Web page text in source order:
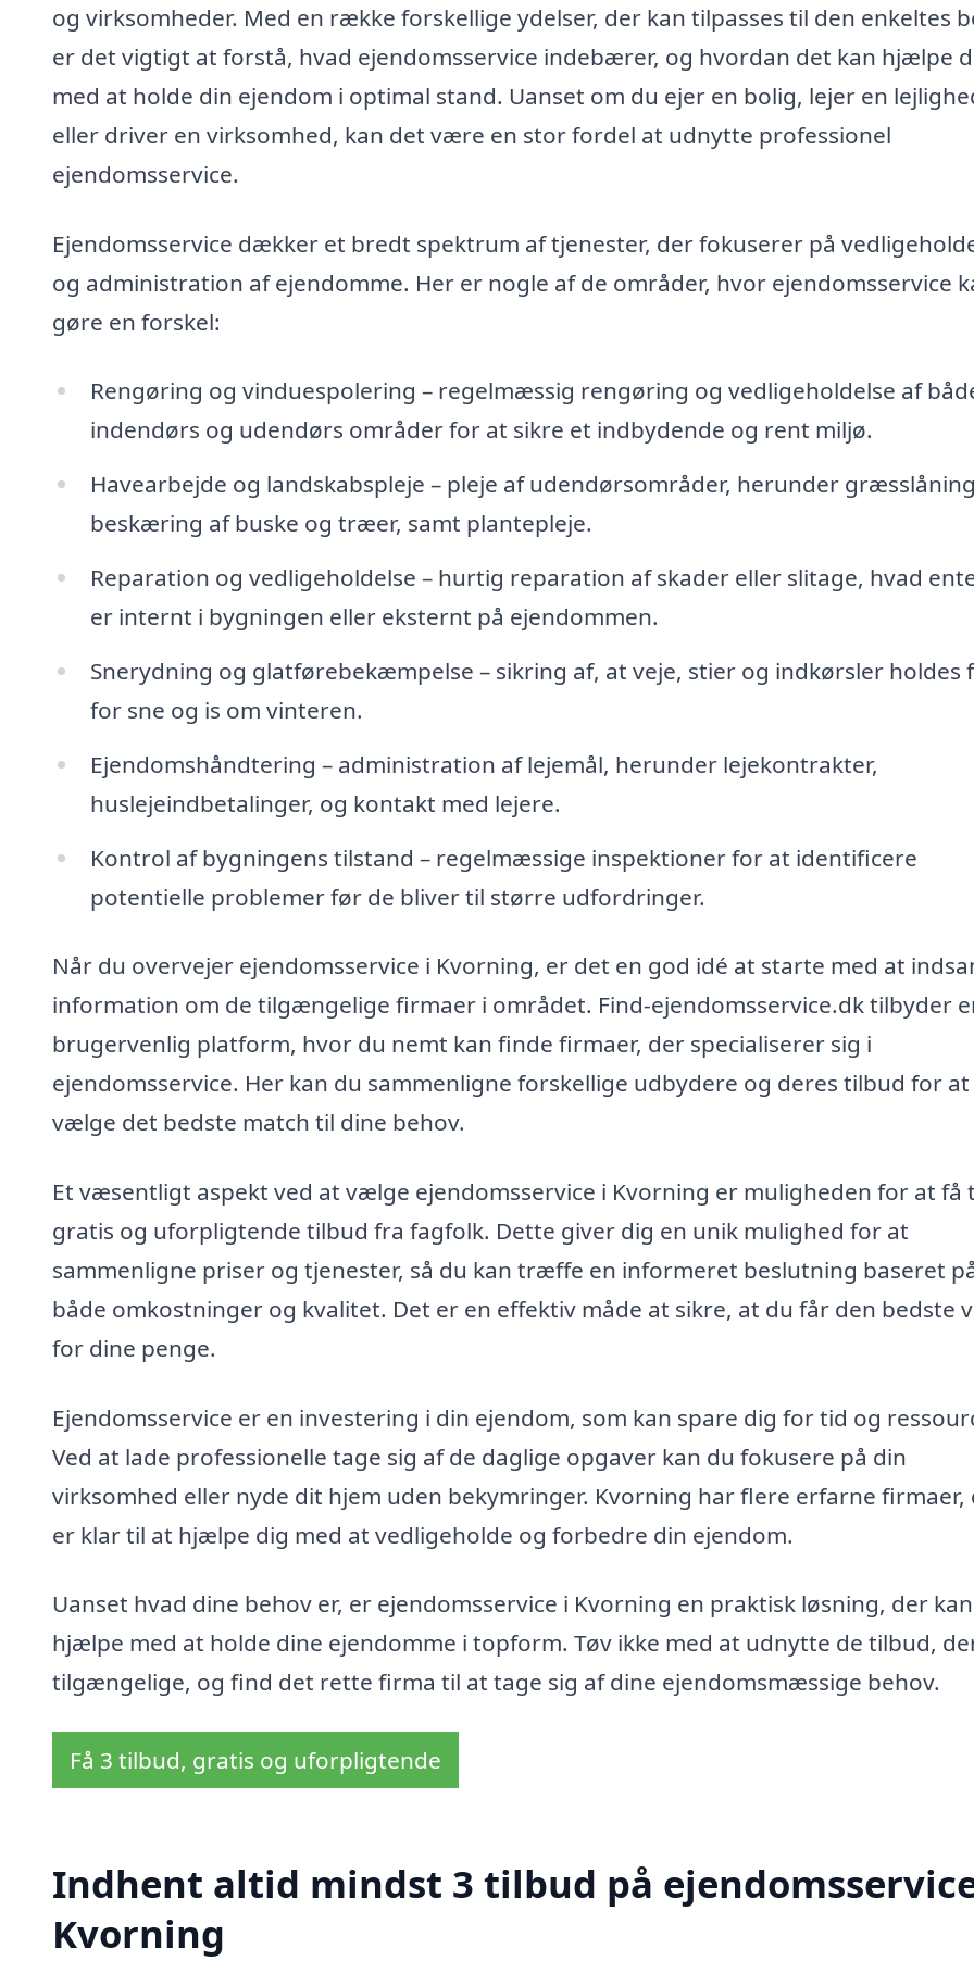
og virksomheder. Med en række forskellige ydelser, der kan tilpasses til den enkeltes
er det vigtigt at forstå, hvad ejendomsservice indebærer, og hvordan det kan hjælpe
med at holde din ejendom i optimal stand. Uanset om du ejer en bolig, lejer en
eller driver en virksomhed, kan det være en stor fordel at udnytte professionel
ejendomsservice.
Ejendomsservice dækker et bredt spektrum af tjenester, der fokuserer på
og administration af ejendomme. Her er nogle af de områder, hvor ejendomsservice
gøre en forskel:
Rengøring og vinduespolering – regelmæssig rengøring og vedligeholdelse af
indendørs og udendørs områder for at sikre et indbydende og rent miljø.
Havearbejde og landskabspleje – pleje af udendørsområder, herunder
beskæring af buske og træer, samt plantepleje.
Reparation og vedligeholdelse – hurtig reparation af skader eller slitage, hvad
er internt i bygningen eller eksternt på ejendommen.
Snerydning og glatførebekæmpelse – sikring af, at veje, stier og indkørsler holdes
for sne og is om vinteren.
Ejendomshåndtering – administration af lejemål, herunder lejekontrakter,
huslejeindbetalinger, og kontakt med lejere.
Kontrol af bygningens tilstand – regelmæssige inspektioner for at identificere
potentielle problemer før de bliver til større udfordringer.
Når du overvejer ejendomsservice i Kvorning, er det en god idé at starte med at
information om de tilgængelige firmaer i området. Find-ejendomsservice.dk tilbyder
brugervenlig platform, hvor du nemt kan finde firmaer, der specialiserer sig i
ejendomsservice. Her kan du sammenligne forskellige udbydere og deres tilbud for at
vælge det bedste match til dine behov.
Et væsentligt aspekt ved at vælge ejendomsservice i Kvorning er muligheden for at få
gratis og uforpligtende tilbud fra fagfolk. Dette giver dig en unik mulighed for at
sammenligne priser og tjenester, så du kan træffe en informeret beslutning baseret
både omkostninger og kvalitet. Det er en effektiv måde at sikre, at du får den bedste
for dine penge.
Ejendomsservice er en investering i din ejendom, som kan spare dig for tid og
Ved at lade professionelle tage sig af de daglige opgaver kan du fokusere på din
virksomhed eller nyde dit hjem uden bekymringer. Kvorning har flere erfarne firmaer,
er klar til at hjælpe dig med at vedligeholde og forbedre din ejendom.
Uanset hvad dine behov er, er ejendomsservice i Kvorning en praktisk løsning, der kan
hjælpe med at holde dine ejendomme i topform. Tøv ikke med at udnytte de tilbud,
tilgængelige, og find det rette firma til at tage sig af dine ejendomsmæssige behov.
Få 3 tilbud, gratis og uforpligtende
Indhent altid mindst 3 tilbud på
Kvorning